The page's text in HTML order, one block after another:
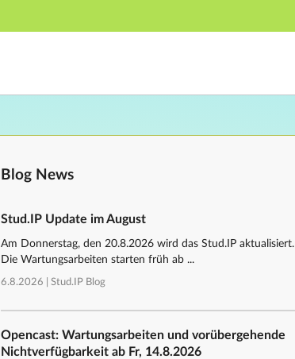
Hauptnavigation
Blog News
Stud.IP Update im August
Am Donnerstag, den 20.8.2026 wird das Stud.IP aktualisiert.
Die Wartungsarbeiten starten früh ab ...
6.8.2026 | Stud.IP Blog
Opencast: Wartungsarbeiten und vorübergehende
Nichtverfügbarkeit ab Fr, 14.8.2026